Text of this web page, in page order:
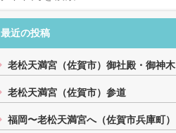
最近の投稿
老松天満宮（佐賀市）御社殿・御神木
老松天満宮（佐賀市）参道
福岡〜老松天満宮へ（佐賀市兵庫町）